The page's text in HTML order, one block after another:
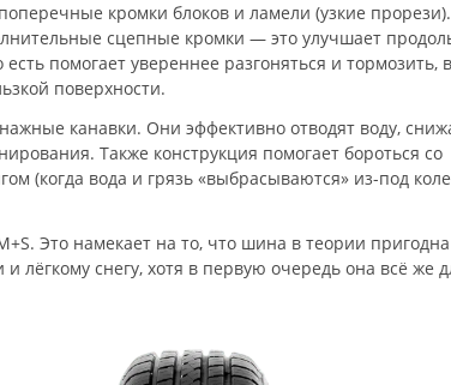
кромки блоков и ламели (узкие
сцепные кромки — это улучшает
есть помогает увереннее разгоняться и тормозить,
поверхности.
канавки. Они эффективно отводят воду,
Также конструкция помогает бороться со
(когда вода и грязь «выбрасываются» из-под
Это намекает на то, что шина в теории
и лёгкому снегу, хотя в первую очередь она всё же